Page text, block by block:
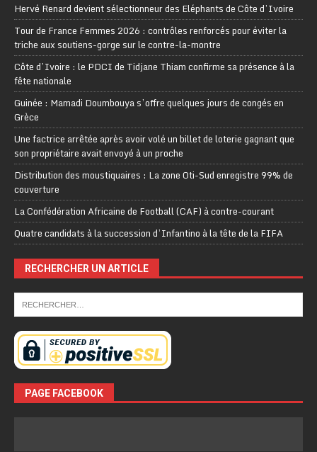
Hervé Renard devient sélectionneur des Eléphants de Côte d’Ivoire
Tour de France Femmes 2026 : contrôles renforcés pour éviter la
triche aux soutiens-gorge sur le contre-la-montre
Côte d’Ivoire : le PDCI de Tidjane Thiam confirme sa présence à la
fête nationale
Guinée : Mamadi Doumbouya s’offre quelques jours de congés en
Grèce
Une factrice arrêtée après avoir volé un billet de loterie gagnant que
son propriétaire avait envoyé à un proche
Distribution des moustiquaires : La zone Oti-Sud enregistre 99% de
couverture
La Confédération Africaine de Football (CAF) à contre-courant
Quatre candidats à la succession d’Infantino à la tête de la FIFA
RECHERCHER UN ARTICLE
PAGE FACEBOOK